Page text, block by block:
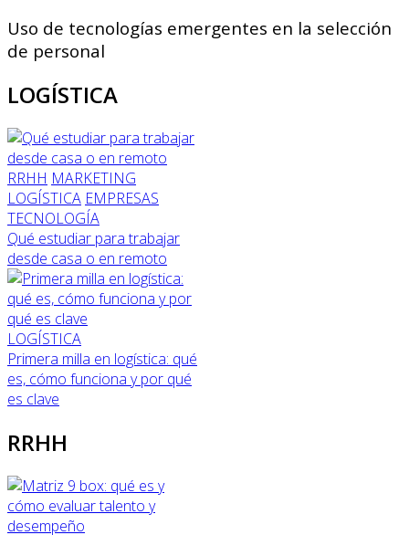
Uso de tecnologías emergentes en la selección
de personal
LOGÍSTICA
RRHH MARKETING
LOGÍSTICA EMPRESAS
TECNOLOGÍA
Qué estudiar para trabajar
desde casa o en remoto
LOGÍSTICA
Primera milla en logística: qué
es, cómo funciona y por qué
es clave
RRHH